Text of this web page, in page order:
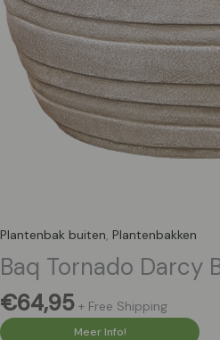
Plantenbak buiten, Plantenbakken
Baq Tornado Darcy
€64,95 + Free Shipping
Meer Info!